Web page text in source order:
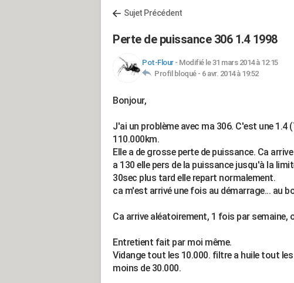
Sujet Précédent
Perte de puissance 306 1.4 1998
Pot-Flour- Modifié le 31 mars 2014 à 12:15
Profil bloqué - 6 avr. 2014 à 19:52
Bonjour,
J'ai un problème avec ma 306. C'est une 1.4
110.000km.
Elle a de grosse perte de puissance. Ca
a 130 elle pers de la puissance jusqu'à la
30sec plus tard elle repart normalement.
ca m'est arrivé une fois au démarrage... au
Ca arrive aléatoirement, 1 fois par semaine,
Entretient fait par moi même.
Vidange tout les 10.000. filtre a huile tout
moins de 30.000.